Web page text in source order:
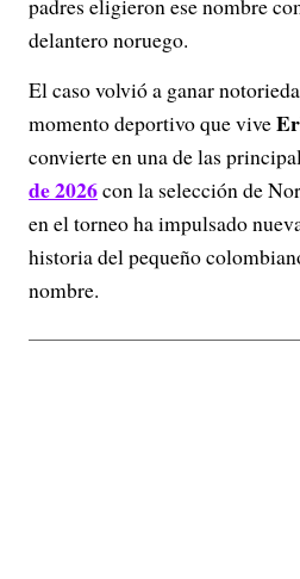
padres eligieron ese nombre
delantero noruego.
El caso volvió a ganar
momento deportivo que vive
convierte en una de las
de 2026con la selección de
en el torneo ha impulsado
historia del pequeño
nombre.